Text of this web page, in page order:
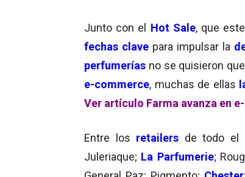
Junto con el Hot Sale, que
fechas clave para impulsar la
perfumerías no se quisieron
e-commerce, muchas de ellas
Ver artículo Farma avanza en
Entre los retailers de todo el
Juleriaque; La Parfumerie;